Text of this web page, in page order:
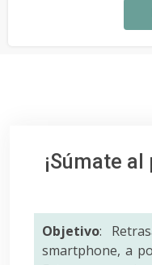
¡Súmate
Objetivo:
smartphone, a